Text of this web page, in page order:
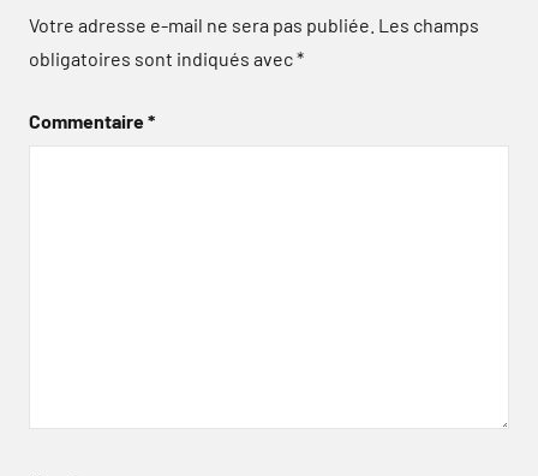
Votre adresse e-mail ne sera pas publiée. Les champs
obligatoires sont indiqués avec*
Commentaire*